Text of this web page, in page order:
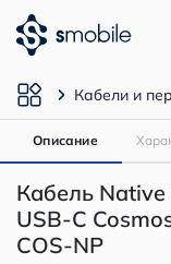
Кабели и
Описание
Кабель
USB-C
COS-NP